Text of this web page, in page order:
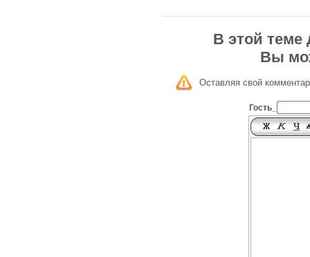
В этой теме
Вы
Оставляя свой
Гость_